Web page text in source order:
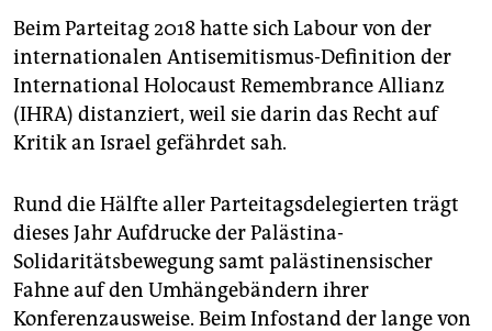
Beim Parteitag 2018 hatte sich Labour von der
internationalen Antisemitismus-Definition der
International Holocaust Remembrance Allianz
(IHRA) distanziert, weil sie darin das Recht auf
Kritik an Israel gefährdet sah.
Rund die Hälfte aller Parteitagsdelegierten trägt
dieses Jahr Aufdrucke der Palästina-
Solidaritätsbewegung samt palästinensischer
Fahne auf den Umhängebändern ihrer
Konferenzausweise. Beim Infostand der lange von